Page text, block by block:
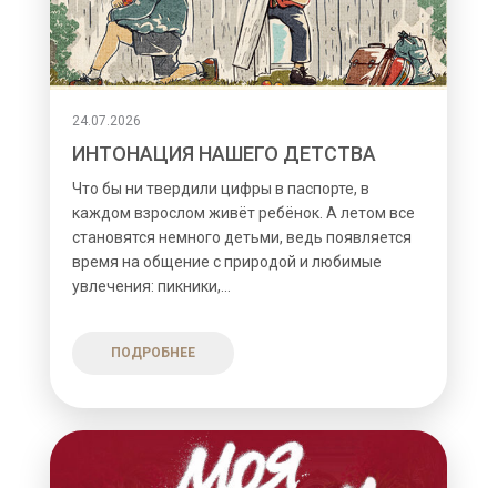
24.07.2026
ИНТОНАЦИЯ НАШЕГО ДЕТСТВА
Что бы ни твердили цифры в паспорте, в
каждом взрослом живёт ребёнок. А летом все
становятся немного детьми, ведь появляется
время на общение с природой и любимые
увлечения: пикники,...
ПОДРОБНЕЕ